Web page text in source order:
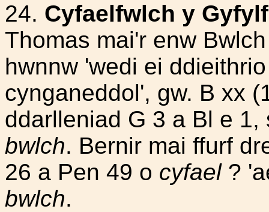
24. Cyfaelfwlch y
Thomas mai'r enw
hwnnw 'wedi ei
cynganeddol', gw. B xx
ddarlleniad G 3 a Bl e
bwlch. Bernir mai ffurf
26 a Pen 49 o cyfael?
bwlch.